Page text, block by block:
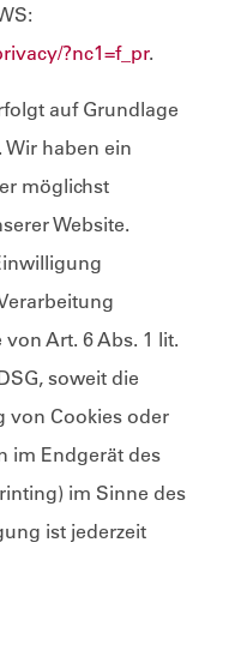
?nc1=f_pr.
auf Grundlage
Wir haben ein
möglichst
Website.
Art. 6 Abs. 1 lit.
soweit die
von Cookies oder
im Endgerät des
im Sinne des
ist jederzeit